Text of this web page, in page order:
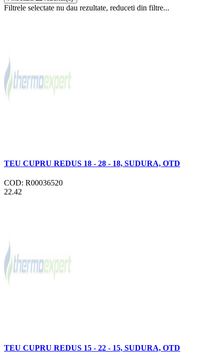
Filtrele selectate nu dau rezultate, reduceti din filtre...
TEU CUPRU REDUS 18 - 28 - 18, SUDURA, OTD
COD: R00036520
22.42
TEU CUPRU REDUS 15 - 22 - 15, SUDURA, OTD